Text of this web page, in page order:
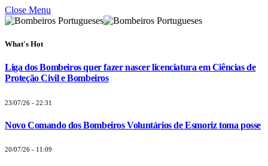
Close Menu
What's Hot
Liga dos Bombeiros quer fazer nascer licenciatura em Ciências de
Proteção Civil e Bombeiros
23/07/26 - 22:31
Novo Comando dos Bombeiros Voluntários de Esmoriz toma posse
20/07/26 - 11:09